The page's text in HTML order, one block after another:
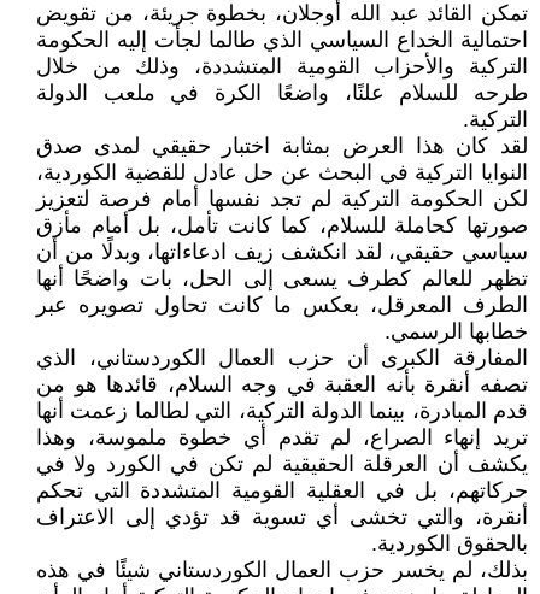
تمكن القائد عبد الله أوجلان، بخطوة جريئة، من تقويض
احتمالية الخداع السياسي الذي طالما لجأت إليه الحكومة
التركية والأحزاب القومية المتشددة، وذلك من خلال
طرحه للسلام علنًا، واضعًا الكرة في ملعب الدولة
التركية.
لقد كان هذا العرض بمثابة اختبار حقيقي لمدى صدق
النوايا التركية في البحث عن حل عادل للقضية الكوردية،
لكن الحكومة التركية لم تجد نفسها أمام فرصة لتعزيز
صورتها كحاملة للسلام، كما كانت تأمل، بل أمام مأزق
سياسي حقيقي، لقد انكشف زيف ادعاءاتها، وبدلًا من أن
تظهر للعالم كطرف يسعى إلى الحل، بات واضحًا أنها
الطرف المعرقل، بعكس ما كانت تحاول تصويره عبر
خطابها الرسمي.
المفارقة الكبرى أن حزب العمال الكوردستاني، الذي
تصفه أنقرة بأنه العقبة في وجه السلام، قائدها هو من
قدم المبادرة، بينما الدولة التركية، التي لطالما زعمت أنها
تريد إنهاء الصراع، لم تقدم أي خطوة ملموسة، وهذا
يكشف أن العرقلة الحقيقية لم تكن في الكورد ولا في
حركاتهم، بل في العقلية القومية المتشددة التي تحكم
أنقرة، والتي تخشى أي تسوية قد تؤدي إلى الاعتراف
بالحقوق الكوردية.
بذلك، لم يخسر حزب العمال الكوردستاني شيئًا في هذه